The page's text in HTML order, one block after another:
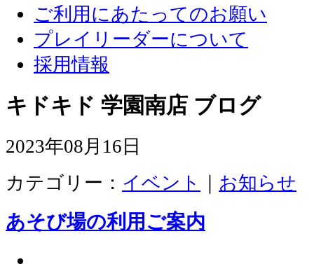
ご利用にあたってのお願い
プレイリーダーについて
採用情報
キドキド 学園南店 ブログ
2023年08月16日
カテゴリー： イベント お知らせ
あそび場の利用ご案内